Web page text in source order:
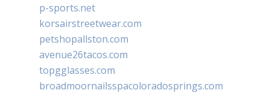
p-sports.net
korsairstreetwear.com
petshopallston.com
avenue26tacos.com
topgglasses.com
broadmoornailsspacoloradosprings.com